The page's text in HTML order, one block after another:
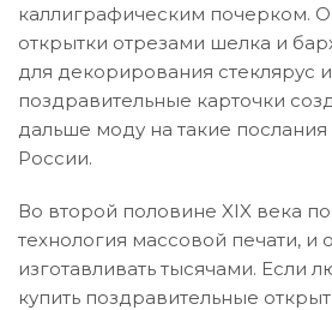
каллиграфическим почерком.
открытки отрезами шелка и
для декорирования стеклярус
поздравительные карточки
дальше моду на такие послания
России.
Во второй половине XIX века
технология массовой печати, и
изготавливать тысячами. Если
купить поздравительные